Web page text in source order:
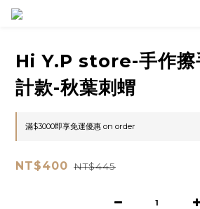
Hi Y.P store-手作擦
計款-秋葉刺蝟
滿$3000即享免運優惠 on order
NT$400 NT$445